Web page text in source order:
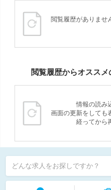
閲覧履歴がありませ
閲覧履歴からオスス
情報の読み
画面の更新をしても
経ってから
どんな求人をお探しですか？